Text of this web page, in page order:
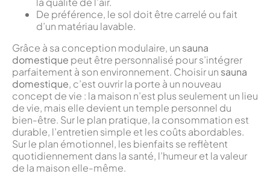
De préférence, le sol doit être carrelé ou fait
d’un matériau lavable.
Grâce à sa conception modulaire, un sauna
domestique peut être personnalisé pour s’intégrer
parfaitement à son environnement. Choisir un sauna
domestique, c’est ouvrir la porte à un nouveau
concept de vie : la maison n’est plus seulement un lieu
de vie, mais elle devient un temple personnel du
bien-être. Sur le plan pratique, la consommation est
durable, l’entretien simple et les coûts abordables.
Sur le plan émotionnel, les bienfaits se reflètent
quotidiennement dans la santé, l’humeur et la valeur
de la maison elle-même.